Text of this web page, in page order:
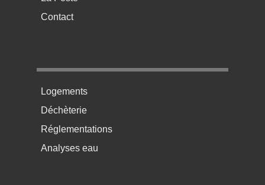
Contact
Menu pratique bas de page 2
Logements
Déchèterie
Réglementations
Analyses eau